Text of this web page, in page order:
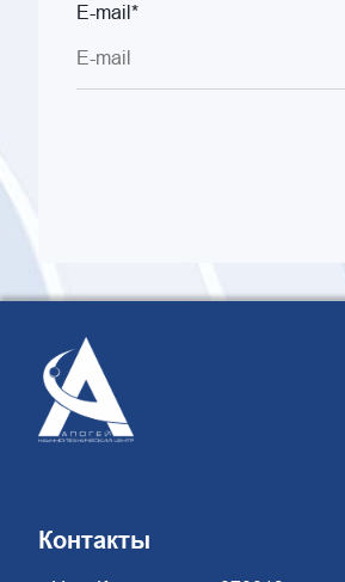
E-mail*
Контакты